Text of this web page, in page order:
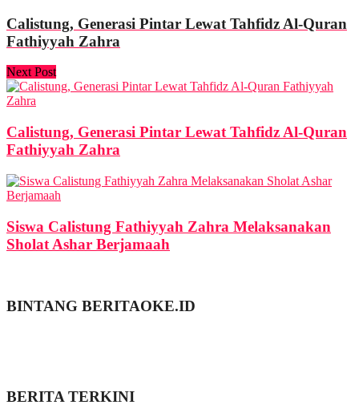
Calistung, Generasi Pintar Lewat Tahfidz Al-Quran
Fathiyyah Zahra
Next Post
Calistung, Generasi Pintar Lewat Tahfidz Al-Quran
Fathiyyah Zahra
Siswa Calistung Fathiyyah Zahra Melaksanakan
Sholat Ashar Berjamaah
BINTANG BERITAOKE.ID
BERITA TERKINI